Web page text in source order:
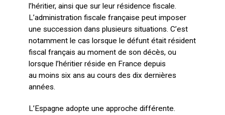
l’héritier, ainsi que sur leur résidence fiscale.
L’administration fiscale française peut imposer
une succession dans plusieurs situations. C’est
notamment le cas lorsque le défunt était résident
fiscal français au moment de son décès, ou
lorsque l’héritier réside en France depuis
au moins six ans au cours des dix dernières
années.
L’Espagne adopte une approche différente.